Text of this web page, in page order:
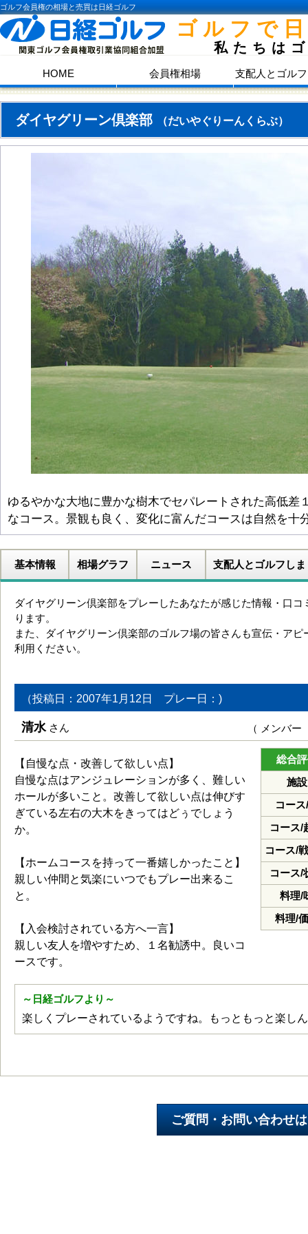
ゴルフ会員権の相場と売買は日経ゴルフ
ゴルフで
私たちは
HOME 会員権相場 支配人とゴル
ダイヤグリーン倶楽部 （だいやぐりーんくらぶ）
ゆるやかな大地に豊かな樹木でセパレートされた高低差
なコース。景観も良く、変化に富んだコースは自然を十
基本情報 相場グラフ ニュース 支配人とゴルフしま
ダイヤグリーン倶楽部をプレーしたあなたが感じた情報・口コ
ります。
また、ダイヤグリーン倶楽部のゴルフ場の皆さんも宣伝・アピ
利用ください。
（投稿日：2007年1月12日 プレー日：)
清水さん （ メンバ
【自慢な点・改善して欲しい点】
自慢な点はアンジュレーションが多く、難しい
ホールが多いこと。改善して欲しい点は伸びす
ぎている左右の大木をきってはどぅでしょう
か。
【ホームコースを持って一番嬉しかったこと】
親しい仲間と気楽にいつでもプレー出来るこ
と。
【入会検討されている方へ一言】
親しい友人を増やすため、１名勧誘中。良いコ
ースです。
総合
施設
コー
コース/
コース/
コース/
料理/
料理/
～日経ゴルフより～
楽しくプレーされているようですね。もっともっと楽し